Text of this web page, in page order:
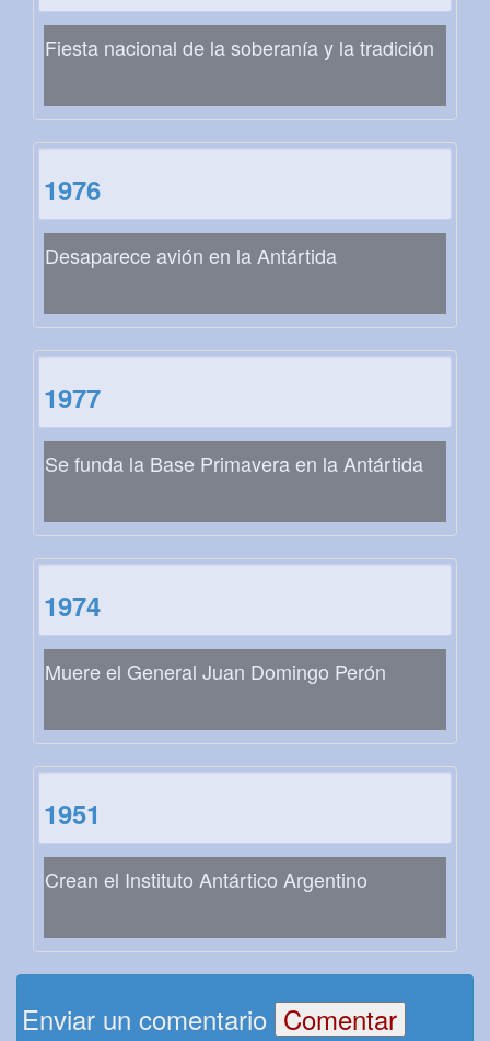
Fiesta nacional de la soberanía y la tradición
1976
Desaparece avión en la Antártida
1977
Se funda la Base Primavera en la Antártida
1974
Muere el General Juan Domingo Perón
1951
Crean el Instituto Antártico Argentino
Enviar un comentario